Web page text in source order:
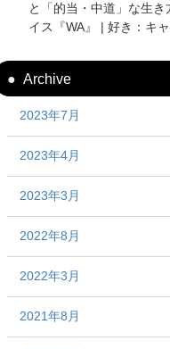
と「的当・中道」な生
イス『WA』 | 好き：キ
Archive
2023年7月
2023年4月
2023年3月
2022年8月
2022年3月
2021年8月